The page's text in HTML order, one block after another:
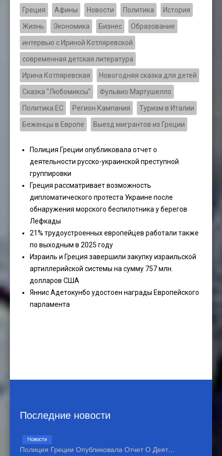
Греция Афины Новости Политика История
Жизнь Экономика Бизнес Образование
интервью с Ириной Котляревской
современная детская литература
Ирина Котляревская Новогодняя сказка для детей
Сказка "Любомиксы" Фульвио Мартушелло
Политика ЕС Регион Кампания Туризм в Италии
Беженцы в Европе Выезд мигрантов из Греции
Полиция Греции опубликовала отчет о
деятельности русско-украинской преступной
группировки
Греция рассматривает возможность
дипломатического протеста Украине после
обнаружения морского беспилотника у берегов
Лефкады
21% трудоустроенных европейцев работали также
по выходным в 2025 году
Израиль и Греция завершили закупку израильской
артиллерийской системы на сумму 757 млн.
долларов США
Яннис Адетокунбо удостоен награды Европейского
парламента
Последние новости
Полиция Греции Опубликовала Отчет О Деят…
Новости